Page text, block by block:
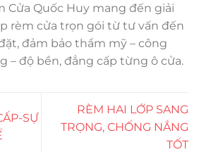
Cửa Quốc Huy mang đến giải
rèm cửa trọn gói từ tư vấn đến
đảm bảo thẩm mỹ – công
– độ bền, đẳng cấp từng ô cửa.
SỰ
RÈM HAI LỚP SANG
TRỌNG, CHỐNG NẮNG
TỐT